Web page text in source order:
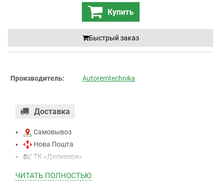
Купить
Быстрый заказ
Производитель: Autoremtechnika
Доставка
Самовывоз
Нова Пошта
ТК «Деливери»
ТК “Justin”
ЧИТАТЬ ПОЛНОСТЬЮ